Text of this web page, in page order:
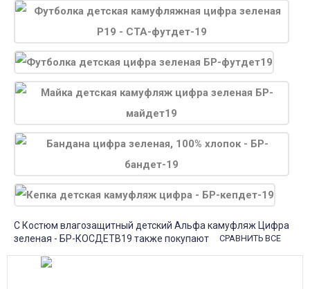
С Костюм влагозащитный детский Альфа камуфляж Цифра
зеленая - БР-КОСДЕТВ19 также покупают
СРАВНИТЬ ВСЕ